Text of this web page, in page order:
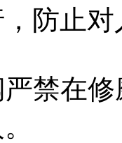
防止
禁在